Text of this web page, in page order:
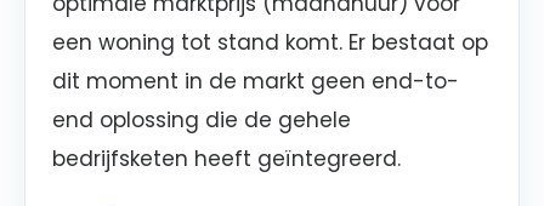
een woning tot stand komt. Er bestaat op
dit moment in de markt geen end-to-
end oplossing die de gehele
bedrijfsketen heeft geïntegreerd.